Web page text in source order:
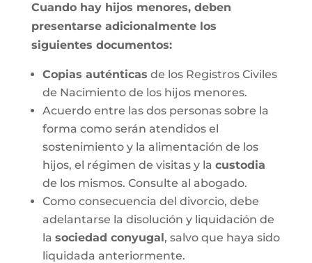
Cuando hay hijos menores, deben
presentarse adicionalmente los
siguientes documentos:
Copias auténticas de los Registros Civiles
de Nacimiento de los hijos menores.
Acuerdo entre las dos personas sobre la
forma como serán atendidos el
sostenimiento y la alimentación de los
hijos, el régimen de visitas y la custodia
de los mismos. Consulte al abogado.
Como consecuencia del divorcio, debe
adelantarse la disolución y liquidación de
la sociedad conyugal, salvo que haya sido
liquidada anteriormente.